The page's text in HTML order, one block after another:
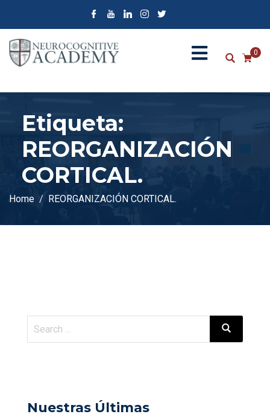
0
Etiqueta:
REORGANIZACIÓN
CORTICAL.
Home REORGANIZACIÓN CORTICAL.
Nuestras Últimas